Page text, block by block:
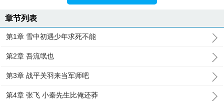
章节列表
第1章 雪中初遇少年求死不能
第2章 吾流氓也
第3章 战平关羽来当军师吧
第4章 张飞 小秦先生比俺还莽